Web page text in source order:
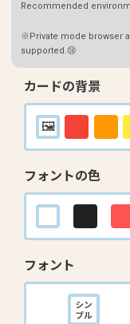
Recommended
※Private mode browser
supported.😢
カードの背景
フォントの色
フォント